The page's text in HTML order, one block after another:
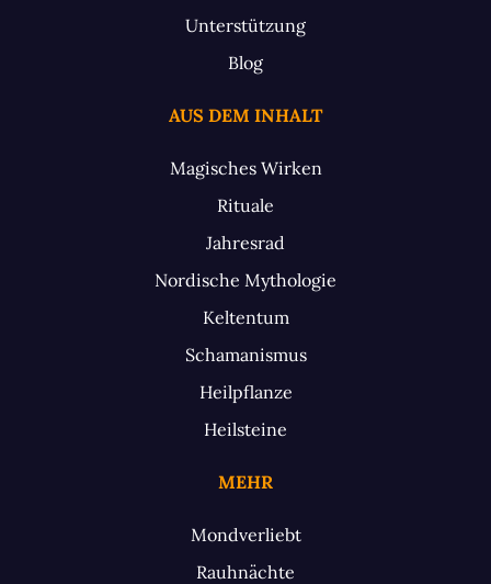
Unterstützung
Blog
AUS DEM INHALT
Magisches Wirken
Rituale
Jahresrad
Nordische Mythologie
Keltentum
Schamanismus
Heilpflanze
Heilsteine
MEHR
Mondverliebt
Rauhnächte